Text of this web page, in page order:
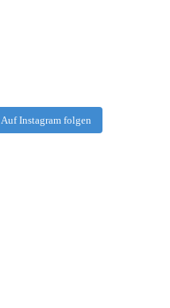
Auf Instagram folgen